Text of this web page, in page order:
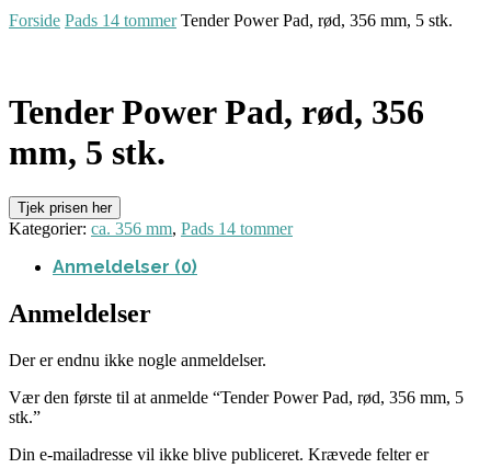
Forside Pads 14 tommer Tender Power Pad, rød, 356 mm, 5 stk.
Tender Power Pad, rød, 356
mm, 5 stk.
Tjek prisen her
Kategorier: ca. 356 mm, Pads 14 tommer
Anmeldelser (0)
Anmeldelser
Der er endnu ikke nogle anmeldelser.
Vær den første til at anmelde “Tender Power Pad, rød, 356 mm, 5
stk.”
Din e-mailadresse vil ikke blive publiceret. Krævede felter er